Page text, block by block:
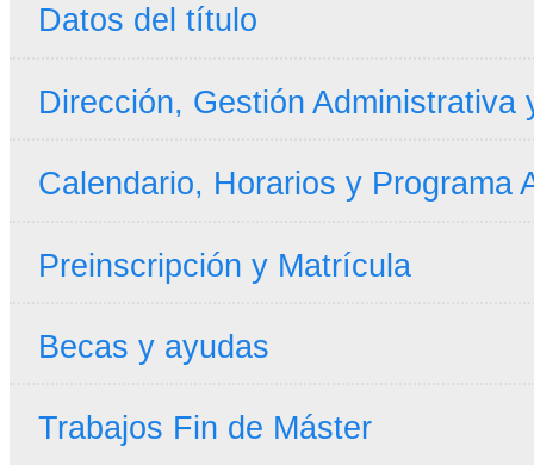
Datos del título
Dirección, Gestión Administrativa
Calendario, Horarios y Programa
Preinscripción y Matrícula
Becas y ayudas
Trabajos Fin de Máster